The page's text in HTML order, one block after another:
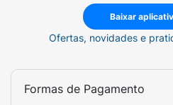
Baixar
Ofertas, novidades e
Formas de Pagamento